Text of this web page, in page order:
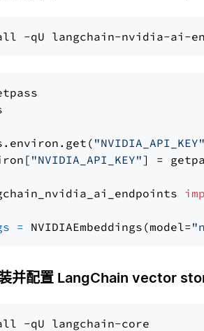
"NVIDIA_API_KEY"
"NVIDIA_API_KEY"] =
= NVIDIAEmbeddings(model=
并配置 LangChain vector